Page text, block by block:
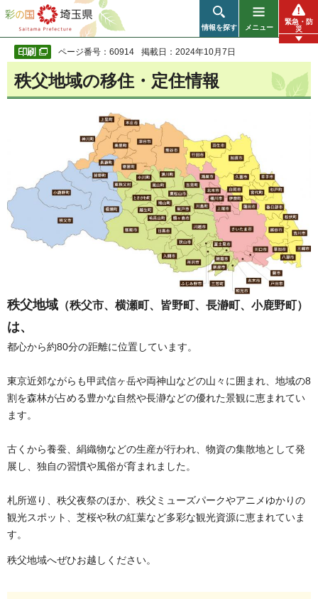
彩の国 埼玉県
情報を探す メニュー
緊急・防
災
ページ番号：60914 掲載日：2024年10月7日
秩父地域の移住・定住情報
秩父地域 （秩父市、横瀬町、皆野町、長瀞町、小鹿野町）
は、
都心から約80分の距離に位置しています。
東京近郊ながらも甲武信ヶ岳や両神山などの山々に囲まれ、地域の8
割を森林が占める豊かな自然や長瀞などの優れた景観に恵まれてい
ます。
古くから養蚕、絹織物などの生産が行われ、物資の集散地として発
展し、独自の習慣や風俗が育まれました。
札所巡り、秩父夜祭のほか、秩父ミューズパークやアニメゆかりの
観光スポット、芝桜や秋の紅葉など多彩な観光資源に恵まれていま
す。
秩父地域へぜひお越しください。